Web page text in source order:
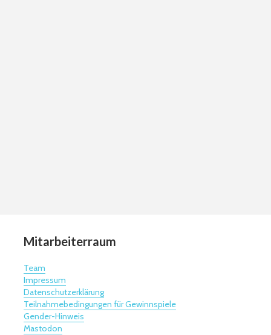
Mitarbeiterraum
Team
Impressum
Datenschutzerklärung
Teilnahmebedingungen für Gewinnspiele
Gender-Hinweis
Mastodon